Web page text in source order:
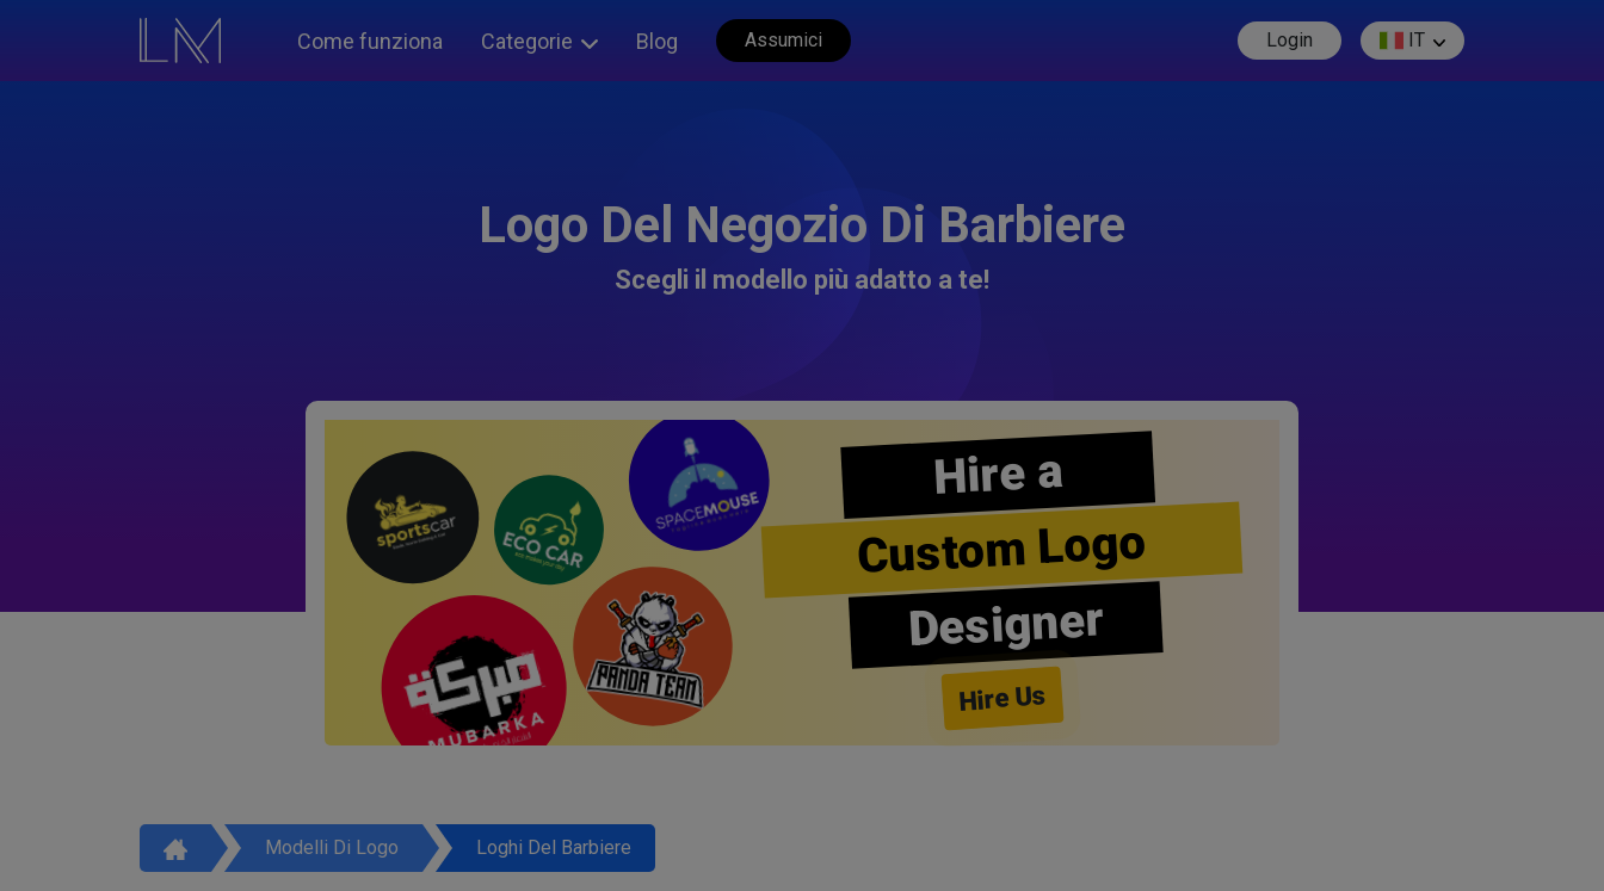
Come funziona Categorie Blog Assumici Login IT
Logo Del Negozio Di Barbiere
Scegli il modello più adatto a te!
Hire a
Custom Logo
Designer
Hire Us
Modelli Di Logo Loghi Del Barbiere